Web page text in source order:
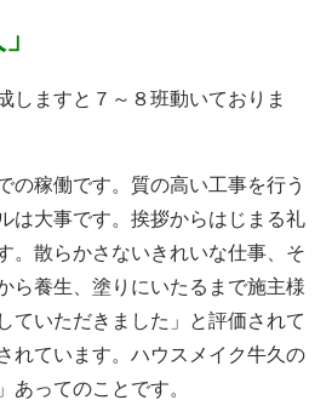
しますと７～８班動いておりま
の稼働です。質の高い工事を行う
は大事です。挨拶からはじまる礼
。散らかさないきれいな仕事、そ
ら養生、塗りにいたるまで施主様
ていただきました」と評価されて
れています。ハウスメイク牛久の
あってのことです。